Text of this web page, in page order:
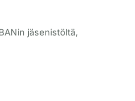
jäsenistöltä,